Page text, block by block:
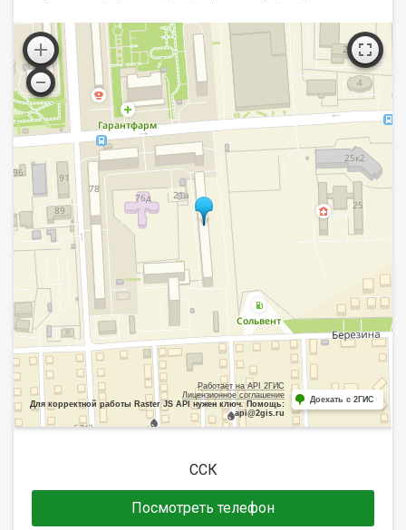
Работает на API 2ГИС
Лицензионное соглашение
Для корректной работы Raster JS API нужен ключ. Помощь:
api@2gis.ru
Доехать с 2ГИС
ССК
Посмотреть телефон